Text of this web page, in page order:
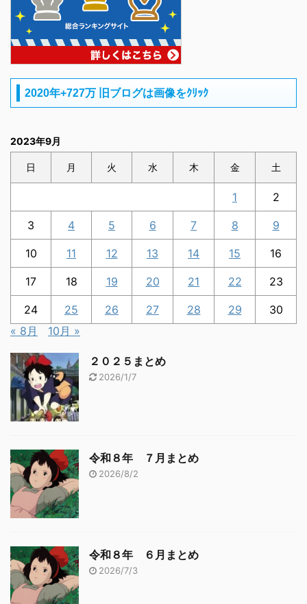
2020年+727万 旧ブログは画像をｸﾘｯｸ
2023年9月
日 月 火 水 木 金 土
1 2
3 4 5 6 7 8 9
10 11 12 13 14 15 16
17 18 19 20 21 22 23
24 25 26 27 28 29
30
« 8月
10月 »
２０２５まとめ
2026/1/7
令和８年 ７月まとめ
2026/8/2
令和８年 ６月まとめ
2026/7/3